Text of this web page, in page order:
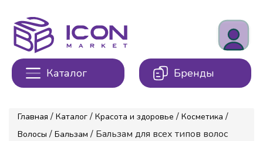
Каталог Бренды
Главная / Каталог / Красота и здоровье / Косметика /
Волосы / Бальзам / Бальзам для всех типов волос